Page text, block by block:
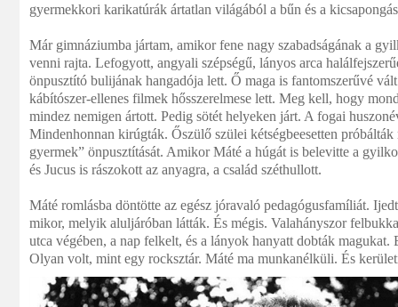
gyermekkori karikatúrák ártatlan világából a bűn és a
Már gimnáziumba jártam, amikor fene nagy szabadságának a
venni rajta. Lefogyott, angyali szépségű, lányos arca
önpusztító bulijának hangadója lett. Ő maga is fantomszerűvé
kábítószer-ellenes filmek hősszerelmese lett. Meg kell, hogy
mindez nemigen ártott. Pedig sötét helyeken járt. A fogai
Mindenhonnan kirúgták. Őszülő szülei kétségbeesetten
gyermek” önpusztítását. Amikor Máté a húgát is belevitte a
és Jucus is rászokott az anyagra, a család széthullott.
Máté romlásba döntötte az egész jóravaló pedagógusfamíliát.
mikor, melyik aluljáróban látták. És mégis. Valahányszor
utca végében, a nap felkelt, és a lányok hanyatt dobták magukat.
Olyan volt, mint egy rocksztár. Máté ma munkanélküli. És